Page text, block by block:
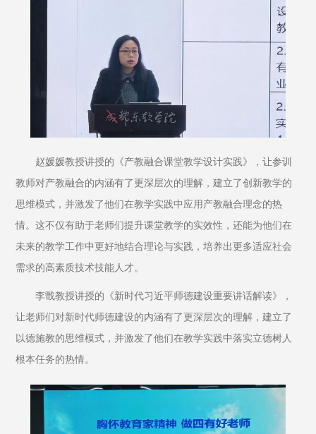
赵媛媛教授讲授的《产教融合课堂教学设计实践》，让参训
教师对产教融合的内涵有了更深层次的理解，建立了创新教学的
思维模式，并激发了他们在教学实践中应用产教融合理念的热
情。这不仅有助于老师们提升课堂教学的实效性，还能为他们在
未来的教学工作中更好地结合理论与实践，培养出更多适应社会
需求的高素质技术技能人才。
李戬教授讲授的《新时代习近平师德建设重要讲话解读》，
让老师们对新时代师德建设的内涵有了更深层次的理解，建立了
以德施教的思维模式，并激发了他们在教学实践中落实立德树人
根本任务的热情。